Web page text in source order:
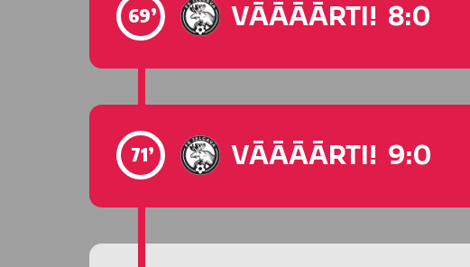
69’ VĀĀĀĀRTI! 8:0
71’ VĀĀĀĀRTI! 9:0